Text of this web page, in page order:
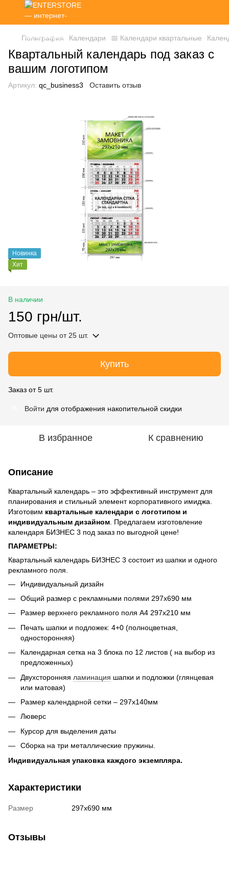
Полиграфия Календари 📅 Календари квартальные
Квартальный календарь под заказ с
вашим логотипом
Артикул: qc_business3 Оставить отзыв
Новинка
Хит
В наличии
150 грн/шт.
Оптовые цены от 25 шт.
Купить
Заказ от 5 шт.
Войти для отображения накопительной скидки
В избранное К сравнению
Описание
Квартальный календарь – это эффективный инструмент для
планирования и стильный элемент корпоративного имиджа.
Изготовим квартальные календари с логотипом и
индивидуальным дизайном . Предлагаем изготовление
календаря БИЗНЕС 3 под заказ по выгодной цене!
ПАРАМЕТРЫ:
Квартальный календарь БИЗНЕС 3 состоит из шапки и одного
рекламного поля.
Индивидуальный дизайн
Общий размер с рекламными полями 297х690 мм
Размер верхнего рекламного поля А4 297х210 мм
Печать шапки и подложек: 4+0 (полноцветная,
односторонняя)
Календарная сетка на 3 блока по 12 листов ( на выбор из
предложенных)
Двухсторонняя ламинация шапки и подложки (глянцевая
или матовая)
Размер календарной сетки – 297х140мм
Люверс
Курсор для выделения даты
Сборка на три металлические пружины.
Индивидуальная упаковка каждого экземпляра.
Характеристики
Размер 297х690 мм
Отзывы